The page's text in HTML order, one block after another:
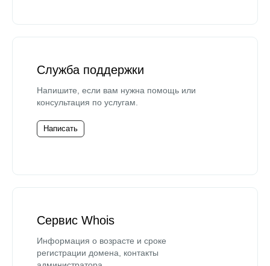
Служба поддержки
Напишите, если вам нужна помощь или
консультация по услугам.
Написать
Сервис Whois
Информация о возрасте и сроке
регистрации домена, контакты